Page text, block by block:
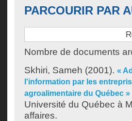
PARCOURIR PAR
Nombre de documents
Skhiri, Sameh (2001). «
l'information par les
agroalimentaire du Québec »
Université du Québec à
affaires.